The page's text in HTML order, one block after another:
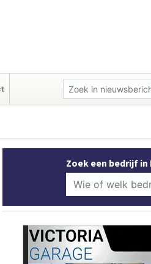
Zoek een bedrijf